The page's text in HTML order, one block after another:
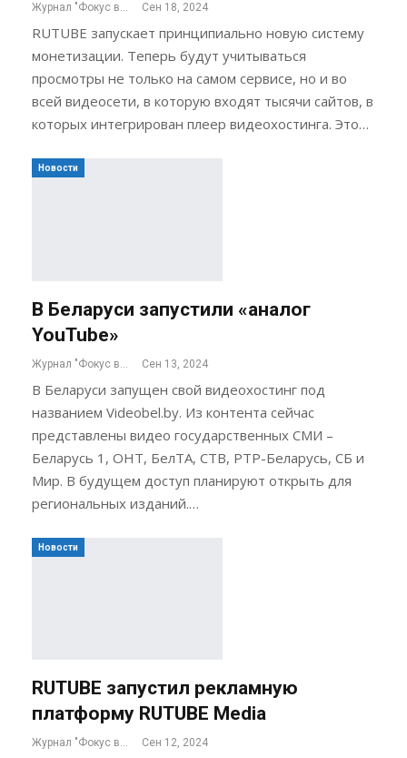
Журнал "Фокус внимания" Сен 18, 2024
RUTUBE запускает принципиально новую систему
монетизации. Теперь будут учитываться
просмотры не только на самом сервисе, но и во
всей видеосети, в которую входят тысячи сайтов, в
которых интегрирован плеер видеохостинга. Это…
Новости
В Беларуси запустили «аналог
YouTube»
Сен 13, 2024
В Беларуси запущен свой видеохостинг под
названием Videobel.by. Из контента сейчас
представлены видео государственных СМИ –
Беларусь 1, ОНТ, БелТА, СТВ, РТР-Беларусь, СБ и
Мир. В будущем доступ планируют открыть для
региональных изданий.…
Новости
RUTUBE запустил рекламную
платформу RUTUBE Media
Журнал "Фокус внимания" Сен 12, 2024